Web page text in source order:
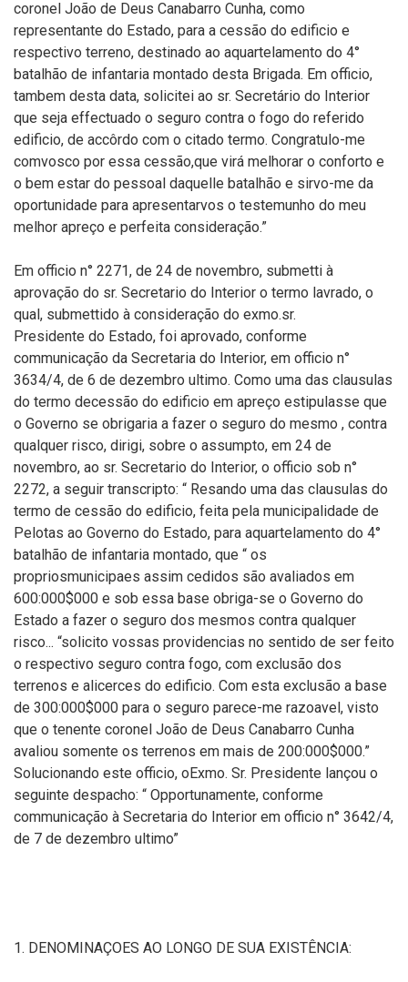
coronel João de Deus Canabarro Cunha, como
representante do Estado, para a cessão do edificio e
respectivo terreno, destinado ao aquartelamento do 4°
batalhão de infantaria montado desta Brigada. Em officio,
tambem desta data, solicitei ao sr. Secretário do Interior
que seja effectuado o seguro contra o fogo do referido
edificio, de accôrdo com o citado termo. Congratulo-me
comvosco por essa cessão,que virá melhorar o conforto e
o bem estar do pessoal daquelle batalhão e sirvo-me da
oportunidade para apresentarvos o testemunho do meu
melhor apreço e perfeita consideração.”
Em officio n° 2271, de 24 de novembro, submetti à
aprovação do sr. Secretario do Interior o termo lavrado, o
qual, submettido à consideração do exmo.sr.
Presidente do Estado, foi aprovado, conforme
communicação da Secretaria do Interior, em officio n°
3634/4, de 6 de dezembro ultimo. Como uma das clausulas
do termo decessão do edificio em apreço estipulasse que
o Governo se obrigaria a fazer o seguro do mesmo , contra
qualquer risco, dirigi, sobre o assumpto, em 24 de
novembro, ao sr. Secretario do Interior, o officio sob n°
2272, a seguir transcripto: “ Resando uma das clausulas do
termo de cessão do edificio, feita pela municipalidade de
Pelotas ao Governo do Estado, para aquartelamento do 4°
batalhão de infantaria montado, que “ os
propriosmunicipaes assim cedidos são avaliados em
600:000$000 e sob essa base obriga-se o Governo do
Estado a fazer o seguro dos mesmos contra qualquer
risco... “solicito vossas providencias no sentido de ser feito
o respectivo seguro contra fogo, com exclusão dos
terrenos e alicerces do edificio. Com esta exclusão a base
de 300:000$000 para o seguro parece-me razoavel, visto
que o tenente coronel João de Deus Canabarro Cunha
avaliou somente os terrenos em mais de 200:000$000.”
Solucionando este officio, oExmo. Sr. Presidente lançou o
seguinte despacho: “ Opportunamente, conforme
communicação à Secretaria do Interior em officio n° 3642/4,
de 7 de dezembro ultimo”
1. DENOMINAÇOES AO LONGO DE SUA EXISTÊNCIA: